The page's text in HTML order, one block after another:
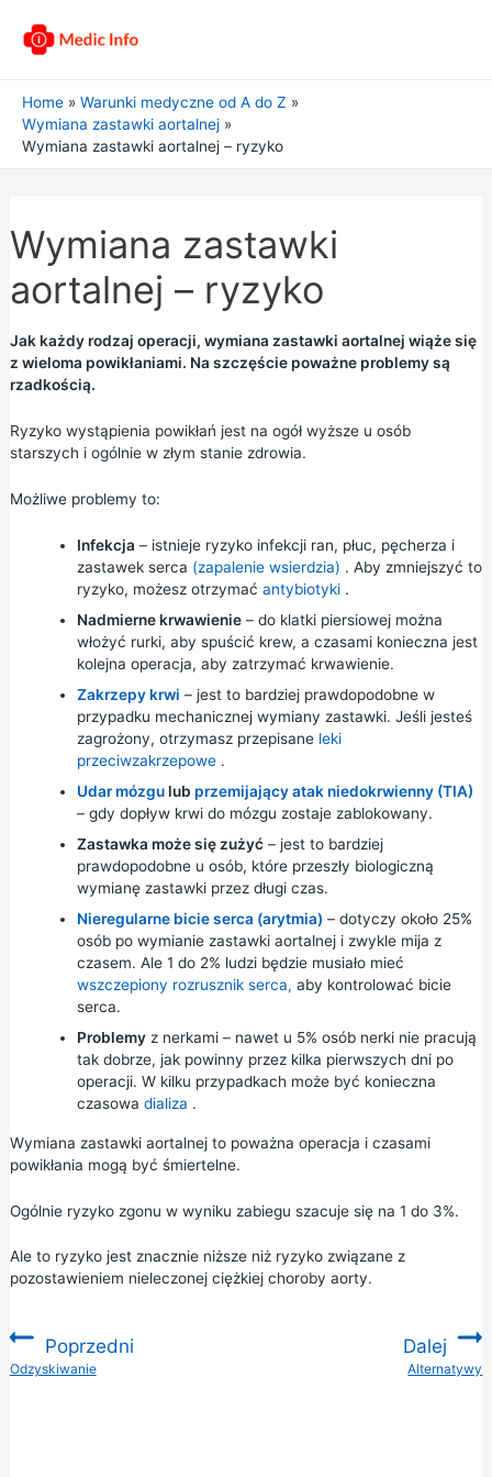
Home
Warunki medyczne od A do Z
Wymiana zastawki aortalnej
Wymiana zastawki aortalnej – ryzyko
Wymiana zastawki
aortalnej – ryzyko
Jak każdy rodzaj operacji, wymiana zastawki aortalnej wiąże się
z wieloma powikłaniami. Na szczęście poważne problemy są
rzadkością.
Ryzyko wystąpienia powikłań jest na ogół wyższe u osób
starszych i ogólnie w złym stanie zdrowia.
Możliwe problemy to:
Infekcja – istnieje ryzyko infekcji ran, płuc, pęcherza i
zastawek serca (zapalenie wsierdzia) . Aby zmniejszyć to
ryzyko, możesz otrzymać antybiotyki.
Nadmierne krwawienie– do klatki piersiowej można
włożyć rurki, aby spuścić krew, a czasami konieczna jest
kolejna operacja, aby zatrzymać krwawienie.
Zakrzepy krwi – jest to bardziej prawdopodobne w
przypadku mechanicznej wymiany zastawki. Jeśli jesteś
zagrożony, otrzymasz przepisane leki
przeciwzakrzepowe.
Udar mózgulub przemijający atak niedokrwienny (TIA)
– gdy dopływ krwi do mózgu zostaje zablokowany.
Zastawka może się zużyć– jest to bardziej
prawdopodobne u osób, które przeszły biologiczną
wymianę zastawki przez długi czas.
Nieregularne bicie serca (arytmia) – dotyczy około 25%
osób po wymianie zastawki aortalnej i zwykle mija z
czasem. Ale 1 do 2% ludzi będzie musiało mieć
wszczepiony rozrusznik serca, aby kontrolować bicie
serca.
Problemyz nerkami – nawet u 5% osób nerki nie pracują
tak dobrze, jak powinny przez kilka pierwszych dni po
operacji. W kilku przypadkach może być konieczna
czasowa dializa .
Wymiana zastawki aortalnej to poważna operacja i czasami
powikłania mogą być śmiertelne.
Ogólnie ryzyko zgonu w wyniku zabiegu szacuje się na 1 do 3%.
Ale to ryzyko jest znacznie niższe niż ryzyko związane z
pozostawieniem nieleczonej ciężkiej choroby aorty.
Poprzedni
:Odzyskiwanie
Dalej
Alternatywy